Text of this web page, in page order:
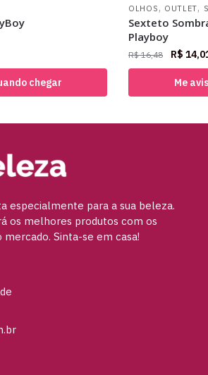
chegar
OLHOS , OUTLET,
Sexteto
Playboy
R$16,48 R$
Me
especialmente para a sua beleza.
os melhores produtos com os
Sinta-se em casa!